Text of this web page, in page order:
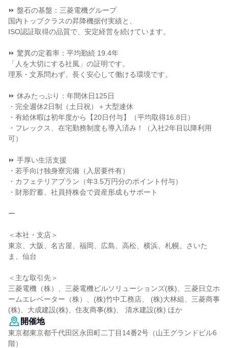
⏩ 盤石の基盤：三菱電機グループ
国内トップクラスの昇降機据付実績と、
ISO認証取得の品質で、安定経営を続けています。
⏩ 驚異の定着率：平均勤続 19.4年
「人を大切にする社風」の証明です。
理系・文系問わず、長く安心して働ける環境です。
⏩ 休みたっぷり：年間休日125日
・完全週休2日制（土日祝）＋大型連休
・有給休暇は初年度から【20日付与】（平均取得16.8日）
・フレックス、在宅勤務制度も導入済み！（入社2年目以降利用
可）
⏩ 手厚い生活支援
・若手向け独身寮完備（入居要件有）
・カフェテリアプラン（年3.5万円分のポイント付与）
・財形貯蓄、社員持株会で資産形成もサポート
ー
＜本社・支店＞
東京、大阪、名古屋、福岡、広島、高松、横浜、札幌、さいた
ま、仙台
＜主な取引先＞
三菱電機（株）、三菱電機ビルソリューションズ(株)、三菱日立ホ
ームエレベーター（株）、(株)竹中工務店、 (株)大林組、三菱商事
(株)、大成建設(株)、住友商事(株)、 清水建設(株) ほか
開催地
東京都東京都千代田区永田町二丁目14番2号（山王グランドビル6
階）